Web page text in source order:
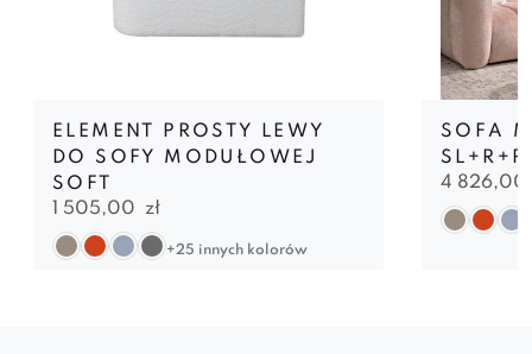
ELEMENT PROSTY LEWY
DO SOFY MODUŁOWEJ
SOFT
1 505,00 zł
+25 innych kolorów
SOFA
SL+R+P
4 826,00